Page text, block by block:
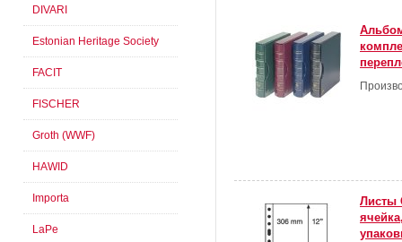
Листы
DIVARI
Estonian Heritage Society
FACIT
FISCHER
Groth (WWF)
HAWID
Importa
LaPe